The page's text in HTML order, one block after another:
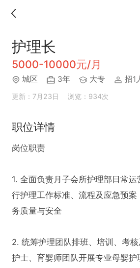
护理长
5000-10000元/月
城区 3年 大专 招1
更新：7月23日 浏览：934次
职位详情
岗位职责
1. 全面负责月子会所护理部日常
行护理工作标准、流程及应急预案
务质量与安全
2. 统筹护理团队排班、培训、考
护士、育婴师团队开展专业母婴护